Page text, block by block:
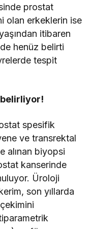
prostat
olan erkeklerin ise
itibaren
henüz belirti
tespit
spesifik
ve transrektal
alınan biyopsi
kanserinde
Üroloji
son yıllarda